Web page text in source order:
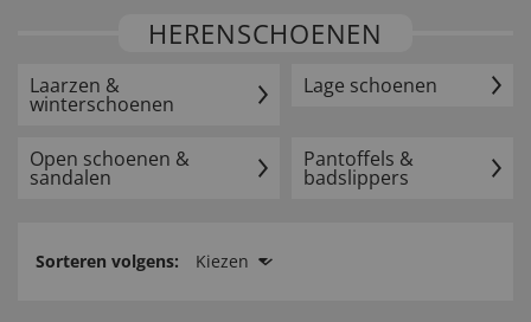
HERENSCHOENEN
Laarzen &
winterschoenen
Lage schoenen
Open schoenen &
sandalen
Pantoffels &
badslippers
Sorteren volgens: Kiezen